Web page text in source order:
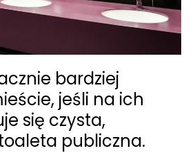
bardziej
jeśli na ich
się czysta,
publiczna.